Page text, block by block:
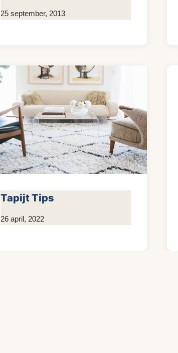
Door
25 september, 2013
Tapijt Tips
Door
26 april, 2022